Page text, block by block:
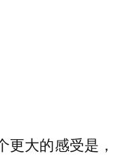
大的感受是，